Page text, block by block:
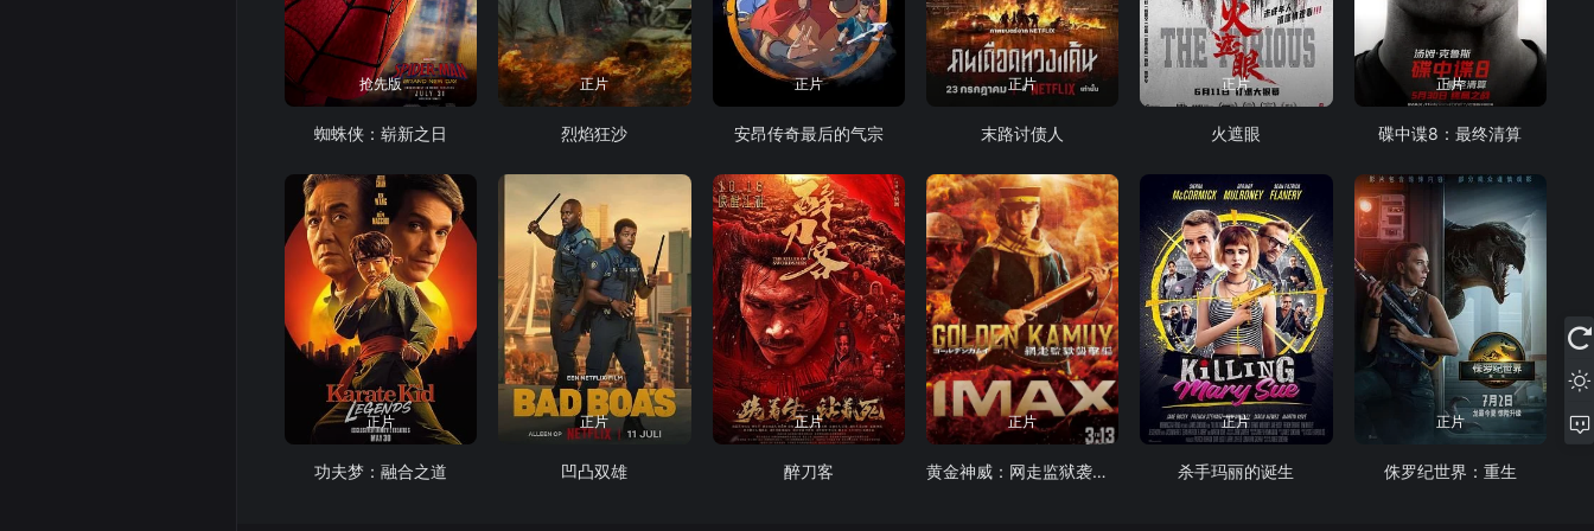
抢先版
蜘蛛侠：崭新之日
正片
烈焰狂沙
正片
安昂传奇最后的气宗
正片
末路讨债人
正片
火遮眼
正片
碟中谍8：最终清算
正片
功夫梦：融合之道
正片
凹凸双雄
正片
醉刀客
正片
黄金神威：网走监狱袭击篇
正片
杀手玛丽的诞生
正片
侏罗纪世界：重生